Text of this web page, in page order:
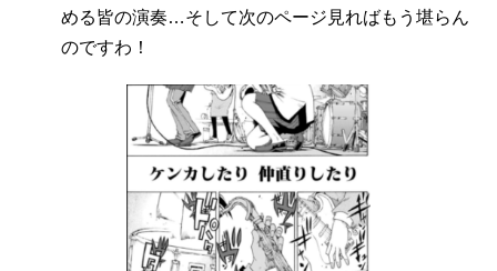
める皆の演奏…そして次のページ見ればもう堪らん
のですわ！